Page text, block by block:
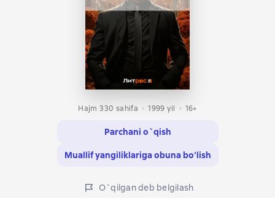
Hajm 330 sahifa 1999 yil 16+
Parchani o`qish
Muallif yangiliklariga obuna bo‘lish
O`qilgan deb belgilash